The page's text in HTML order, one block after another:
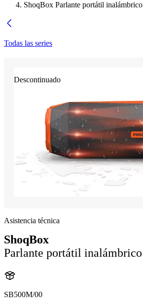
ShoqBox Parlante portátil inalámbrico
Todas las series
Descontinuado
Asistencia técnica
ShoqBox
Parlante portátil inalámbrico
SB500M/00